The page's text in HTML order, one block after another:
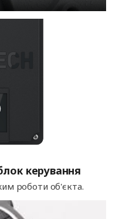
керування
роботи об'єкта.